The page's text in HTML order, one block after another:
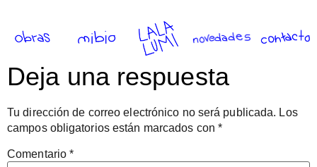
Deja una respuesta
Tu dirección de correo electrónico no será publicada. Los
campos obligatorios están marcados con *
Comentario*